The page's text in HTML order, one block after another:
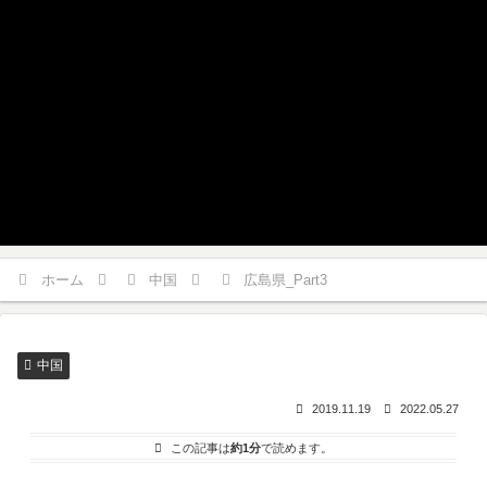
ホーム 中国 広島県_Part3
中国
2019.11.19 2022.05.27
この記事は約1分で読めます。